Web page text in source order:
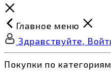
Главное меню
Здравствуйте,
Покупки по категориям